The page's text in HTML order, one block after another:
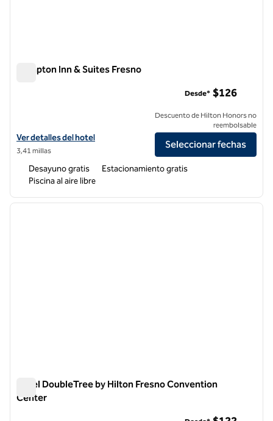
Hampton Inn & Suites Fresno
Ver detalles del hotel Hampton Inn & Suites Fresno
Ver detalles del hotel
3,41 millas
Desde* $126
Descuento de Hilton Honors no
reembolsable
Seleccionar fechas
Desayuno gratis
Estacionamiento gratis
Piscina al aire libre
1 de 12
Hotel DoubleTree by Hilton Fresno Convention
Center